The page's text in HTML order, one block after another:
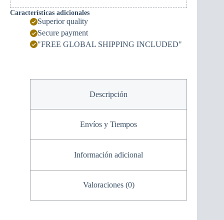
Características adicionales
Superior quality
Secure payment
"FREE GLOBAL SHIPPING INCLUDED"
Descripción
Envíos y Tiempos
Información adicional
Valoraciones (0)